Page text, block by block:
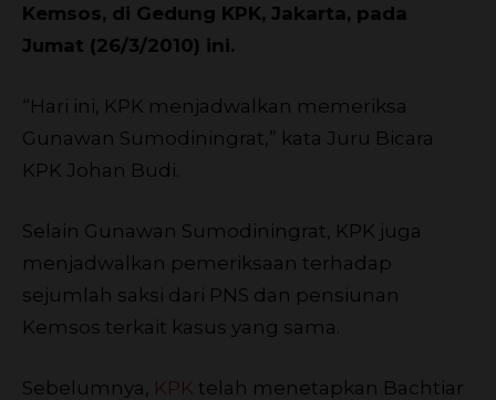
Kemsos, di Gedung KPK, Jakarta, pada
Jumat (26/3/2010) ini.
“Hari ini, KPK menjadwalkan memeriksa
Gunawan Sumodiningrat,” kata Juru Bicara
KPK Johan Budi.
Selain Gunawan Sumodiningrat, KPK juga
menjadwalkan pemeriksaan terhadap
sejumlah saksi dari PNS dan pensiunan
Kemsos terkait kasus yang sama.
Sebelumnya, KPK telah menetapkan Bachtiar